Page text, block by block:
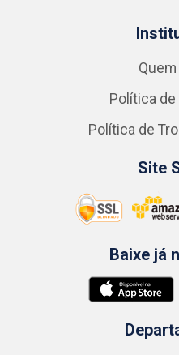
Política
Política de
Site
Baixe já